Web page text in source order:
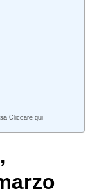
Cliccare qui